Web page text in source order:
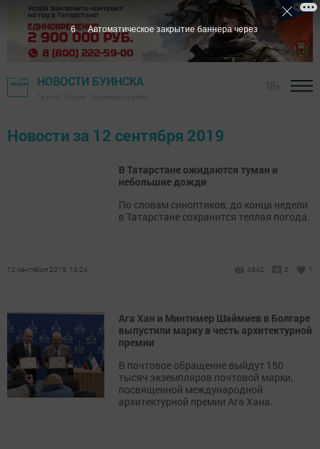
НОВОСТИ БУИНСКА
Новости за 12 сентября 2019
В Татарстане ожидаются туман и
небольшие дожди
По словам синоптиков, до конца недели
в Татарстане сохранится теплая погода.
12 сентября 2019, 13:24 4642 0 1
Ага Хан и Минтимер Шаймиев в Болгаре
выпустили марку в честь архитектурной
премии
В почтовое обращение выйдут 150
тысяч экземпляров почтовой марки,
посвященной международной
архитектурной премии Ага Хана.
6 Автоматическое закрытие баннера через